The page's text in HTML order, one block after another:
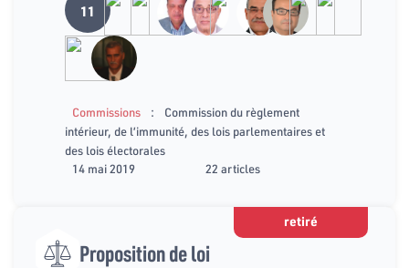
11
Commissions :
Commission du règlement
intérieur, de l’immunité, des lois parlementaires et
des lois électorales
14 mai 2019
22 articles
retiré
Proposition de loi